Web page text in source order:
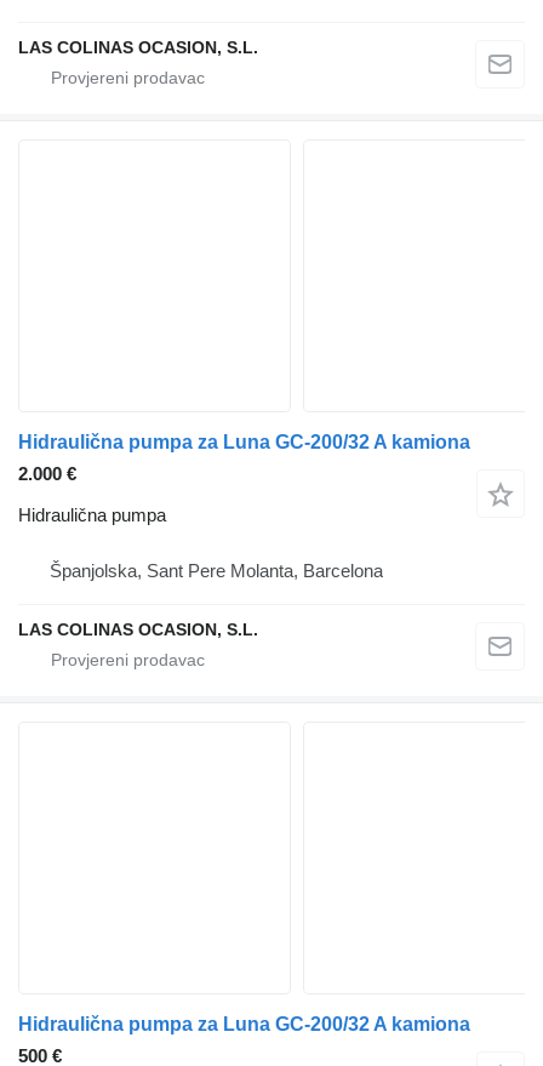
LAS COLINAS OCASION, S.L.
Hidraulična pumpa za Luna GC-200/32 A kamiona
2.000 €
Hidraulična pumpa
Španjolska, Sant Pere Molanta, Barcelona
LAS COLINAS OCASION, S.L.
Hidraulična pumpa za Luna GC-200/32 A kamiona
500 €